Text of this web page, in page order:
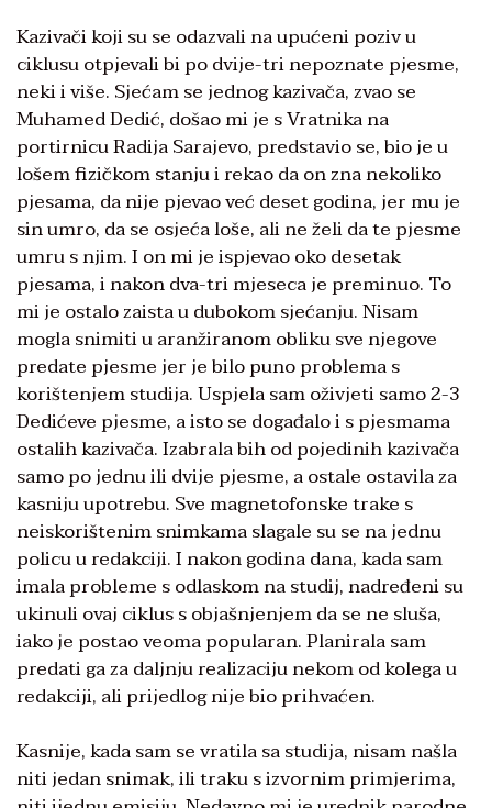
Kazivači koji su se odazvali na upućeni poziv u
ciklusu otpjevali bi po dvije-tri nepoznate pjesme,
neki i više. Sjećam se jednog kazivača, zvao se
Muhamed Dedić, došao mi je s Vratnika na
portirnicu Radija Sarajevo, predstavio se, bio je u
lošem fizičkom stanju i rekao da on zna nekoliko
pjesama, da nije pjevao već deset godina, jer mu je
sin umro, da se osjeća loše, ali ne želi da te pjesme
umru s njim. I on mi je ispjevao oko desetak
pjesama, i nakon dva-tri mjeseca je preminuo. To
mi je ostalo zaista u dubokom sjećanju. Nisam
mogla snimiti u aranžiranom obliku sve njegove
predate pjesme jer je bilo puno problema s
korištenjem studija. Uspjela sam oživjeti samo 2-3
Dedićeve pjesme, a isto se događalo i s pjesmama
ostalih kazivača. Izabrala bih od pojedinih kazivača
samo po jednu ili dvije pjesme, a ostale ostavila za
kasniju upotrebu. Sve magnetofonske trake s
neiskorištenim snimkama slagale su se na jednu
policu u redakciji. I nakon godina dana, kada sam
imala probleme s odlaskom na studij, nadređeni su
ukinuli ovaj ciklus s objašnjenjem da se ne sluša,
iako je postao veoma popularan. Planirala sam
predati ga za daljnju realizaciju nekom od kolega u
redakciji, ali prijedlog nije bio prihvaćen.
Kasnije, kada sam se vratila sa studija, nisam našla
niti jedan snimak, ili traku s izvornim primjerima,